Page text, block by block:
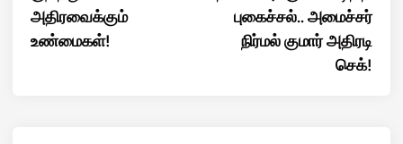
அதிரவைக்கும்
உண்மைகள்!
புகைச்சல்.. அமைச்சர்
நிர்மல் குமார் அதிரடி
செக்!